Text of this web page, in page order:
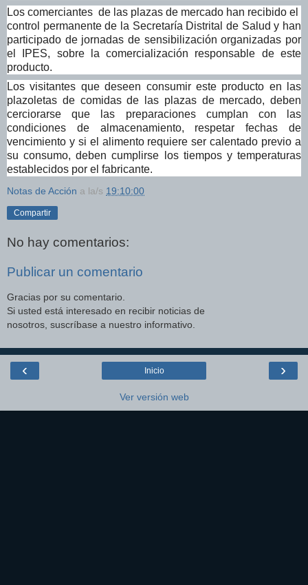
Los comerciantes de las plazas de mercado han recibido el
control permanente de la Secretaría Distrital de Salud y han
participado de jornadas de sensibilización organizadas por
el IPES, sobre la comercialización responsable de este
producto.
Los visitantes que deseen consumir este producto en las
plazoletas de comidas de las plazas de mercado, deben
cerciorarse que las preparaciones cumplan con las
condiciones de almacenamiento, respetar fechas de
vencimiento y si el alimento requiere ser calentado previo a
su consumo, deben cumplirse los tiempos y temperaturas
establecidos por el fabricante.
Notas de Acción a la/s 19:10:00
Compartir
No hay comentarios:
Publicar un comentario
Gracias por su comentario.
Si usted está interesado en recibir noticias de
nosotros, suscríbase a nuestro informativo.
‹ ›
Inicio
Ver versión web